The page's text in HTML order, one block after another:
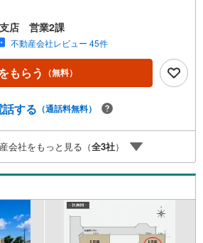
ある美しい街並みと安心の住まいづくり。※
は、ベビーベッドや キッズスペースをご
す。 小さなお子様連れでも、安心してご
資料請求、住宅ローンのご相談などお気軽
さい！スタッフ25名でお客様がご覧になっ
報を多数ご用意しております。インターネ
件もご紹介可能です。 担当営業へご希望を
、弊社へのご来社など、ご相談ください。
周辺環境、お客様の希望に合わせた物件な
たします。お住まい探しは朝日土地建物
営業2課にお任せください！
店 営業2課
不動産会社レビュー 45件
もらう （無料）
話する （通話料無料）
会社をもっと見る（全3社）